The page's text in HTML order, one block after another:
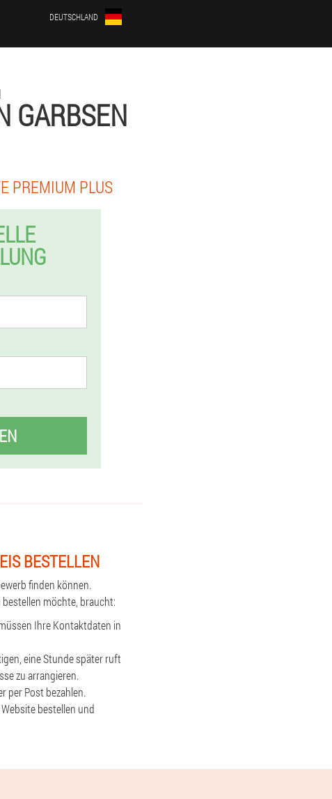
DEUTSCHLAND
GARBSEN
PREMIUM PLUS
BESTELLEN
finden können.
möchte, braucht:
Ihre Kontaktdaten in
eine Stunde später ruft
zu arrangieren.
per Post bezahlen.
bestellen und